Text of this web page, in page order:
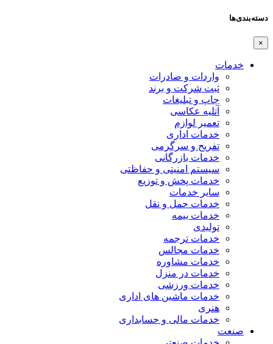
دسته‌بندی‌ها
×
خدمات
واردات و صادرات
ثبت شرکت و برند
چاپ و تبلیغات
آتلیه عکاسی
تعمیر لوازم
خدمات اداری
تفریح و سرگرمی
خدمات بازرگانی
سیستم امنیتی و حفاظتی
خدمات پخش و توزیع
سایر خدمات
خدمات حمل و نقل
خدمات بیمه
تولیدی
خدمات ترجمه
خدمات مجالس
خدمات مشاوره
خدمات در منزل
خدمات ورزشی
خدمات ماشین های اداری
هنری
خدمات مالی و حسابداری
صنعت